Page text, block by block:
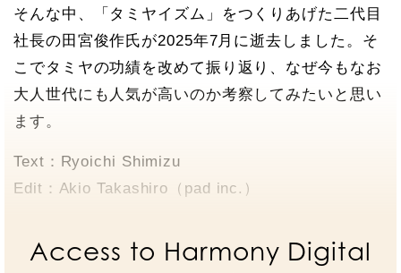
そんな中、「タミヤイズム」をつくりあげた二代目
社長の田宮俊作氏が2025年7月に逝去しました。そ
こでタミヤの功績を改めて振り返り、なぜ今もなお
大人世代にも人気が高いのか考察してみたいと思い
ます。
Text：Ryoichi Shimizu
Edit：Akio Takashiro（pad inc.）
Access to Harmony Digital